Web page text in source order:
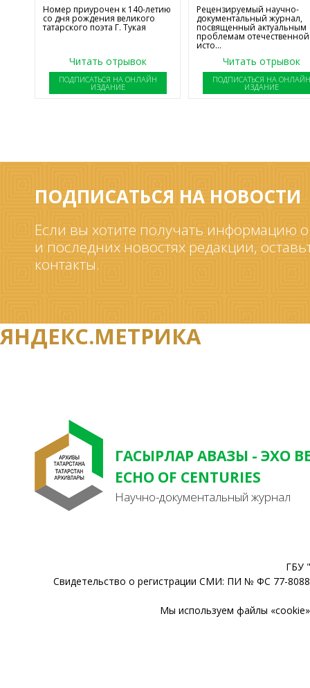
Номер приурочен к 140-летию
со дня рождения великого
татарского поэта Г. Тукая
Читать отрывок
ПОДПИСАТЬСЯ НА ОНЛАЙН
ИЗДАНИЕ
Рецензируемый научно-
документальный журнал,
посвященный актуальным
проблемам отечественной
исто...
Читать отрывок
ПОДПИСАТЬСЯ НА
ИЗДАНИЕ
ПОДПИСАТЬСЯ НА НОВОСТИ
Если вы хотите получать информацию
и последних новостях редакции,
контакты.
ЯНДЕКС.МЕТРИКА
ГАСЫРЛАР АВАЗЫ - ЭХО
ECHO OF CENTURIES
Научно-документальный журнал
ГБУ
Свидетельство о регистрации СМИ: ПИ № ФС 77-
Мы используем файлы «cookie»